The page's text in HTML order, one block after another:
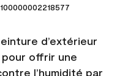
d’extérieur
offrir une
l’humidité par